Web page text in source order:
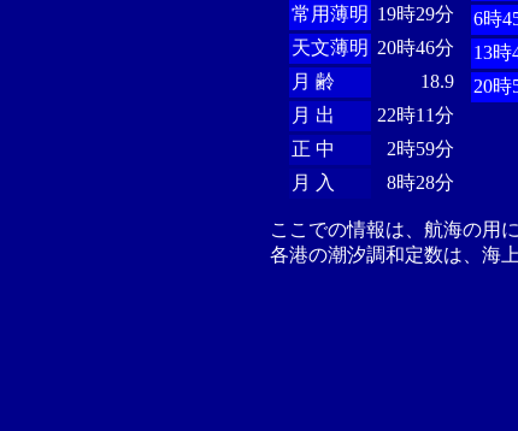
常用薄明 19時29分
天文薄明 20時46分
月 齢
18.9
月 出
22時11分
正 中
2時59分
月 入
8時28分
6時
13時
20時
ここでの情報は、航海の用
各港の潮汐調和定数は、海